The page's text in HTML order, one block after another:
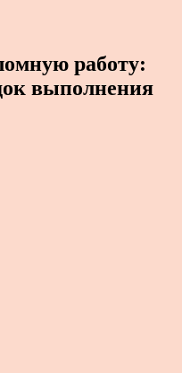
работу:
выполнения